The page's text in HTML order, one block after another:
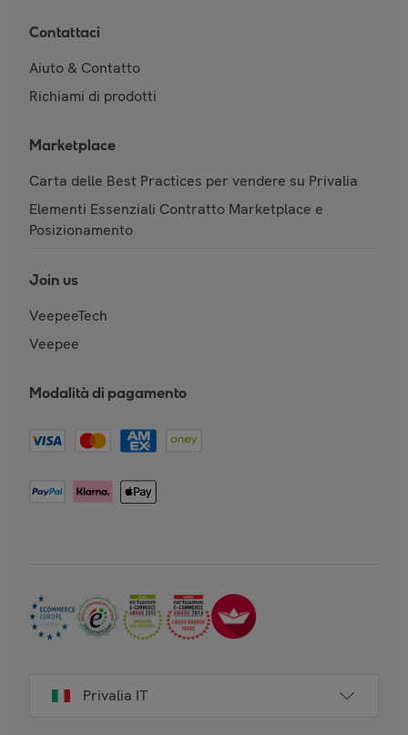
Contattaci
Aiuto & Contatto
Richiami di prodotti
Marketplace
Carta delle Best Practices per vendere su Privalia
Elementi Essenziali Contratto Marketplace e
Posizionamento
Join us
VeepeeTech
Veepee
Modalità di pagamento
Privalia IT